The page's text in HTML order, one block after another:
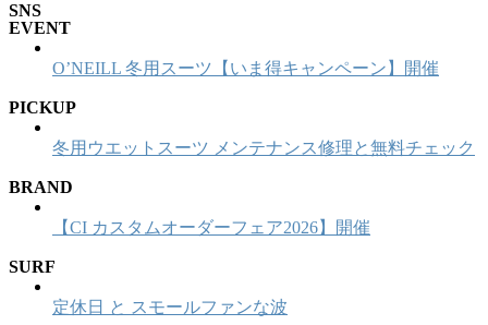
SNS
EVENT
O’NEILL 冬用スーツ【いま得キャンペーン】開催
PICKUP
冬用ウエットスーツ メンテナンス修理と無料チェック
BRAND
【CI カスタムオーダーフェア2026】開催
SURF
定休日 と スモールファンな波